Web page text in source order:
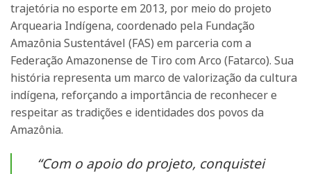
trajetória no esporte em 2013, por meio do projeto
Arquearia Indígena, coordenado pela Fundação
Amazônia Sustentável (FAS) em parceria com a
Federação Amazonense de Tiro com Arco (Fatarco). Sua
história representa um marco de valorização da cultura
indígena, reforçando a importância de reconhecer e
respeitar as tradições e identidades dos povos da
Amazônia.
“Com o apoio do projeto, conquistei